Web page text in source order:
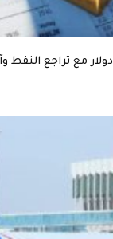
الذهب يتجاوز 4300 دولار مع